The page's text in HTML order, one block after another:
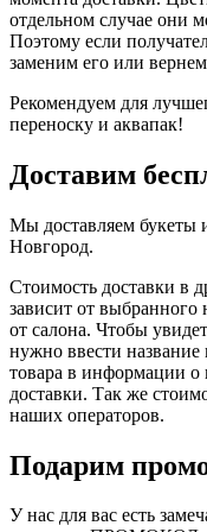
отдельном случае они
Поэтому если
заменим его или
Рекомендуем для
переноску и аквапак!
Доставим
Мы доставляем букеты
Новгород.
Стоимость доставки в
зависит от выбранного
от салона. Чтобы
нужно ввести название
товара в информации о
доставки. Так же
наших операторов.
Подарим
У нас для вас есть